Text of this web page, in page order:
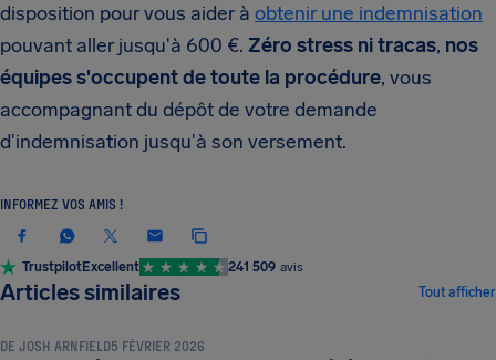
disposition pour vous aider à obtenir une indemnisation
pouvant aller jusqu'à 600 €. Zéro stress ni tracas, nos
équipes s'occupent de toute la procédure, vous
accompagnant du dépôt de votre demande
d'indemnisation jusqu'à son versement.
INFORMEZ VOS AMIS !
TrustpilotExcellent 241 509 avis
Articles similaires Tout afficher
CONSEILS ET ASTUCES DE VOYAGE
DE JOSH ARNFIELD5 FÉVRIER 2026